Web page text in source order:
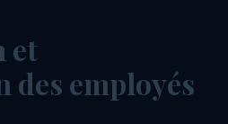
et
des employés